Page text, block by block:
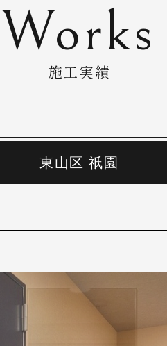
Works
施工実績
東山区 祇園